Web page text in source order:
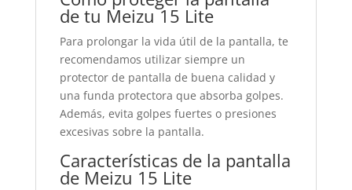
de tu Meizu 15 Lite
Para prolongar la vida útil de la pantalla, te
recomendamos utilizar siempre un
protector de pantalla de buena calidad y
una funda protectora que absorba golpes.
Además, evita golpes fuertes o presiones
excesivas sobre la pantalla.
Características de la pantalla
de Meizu 15 Lite